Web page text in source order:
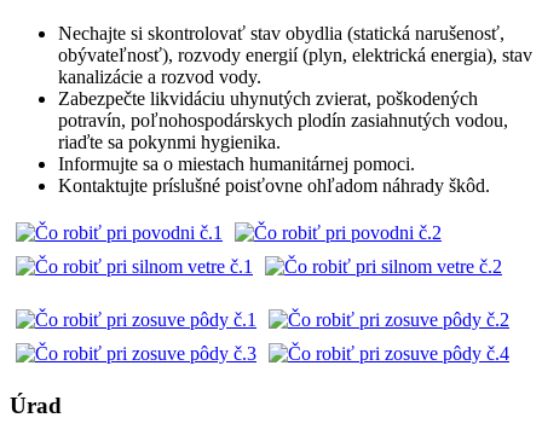
Nechajte si skontrolovať stav obydlia (statická narušenosť,
obývateľnosť), rozvody energií (plyn, elektrická energia), stav
kanalizácie a rozvod vody.
Zabezpečte likvidáciu uhynutých zvierat, poškodených
potravín, poľnohospodárskych plodín zasiahnutých vodou,
riaďte sa pokynmi hygienika.
Informujte sa o miestach humanitárnej pomoci.
Kontaktujte príslušné poisťovne ohľadom náhrady škôd.
Úrad